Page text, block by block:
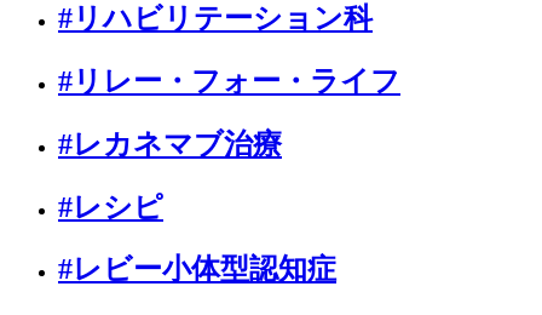
#リハビリテーション科
#リレー・フォー・ライフ
#レカネマブ治療
#レシピ
#レビー小体型認知症